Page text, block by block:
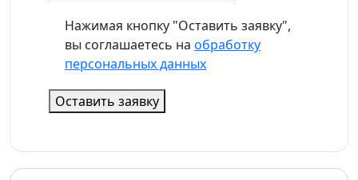
Нажимая кнопку "Оставить заявку",
вы соглашаетесь на обработку
персональных данных
Оставить заявку